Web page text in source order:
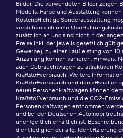
Bilder: Die verwendeten Bilder zeigen
Modells. Farbe und Ausstattung
Kostenpflichtige Sonderausstattung
verstehen sich ohne
zusätzlich an und sind nicht in der
Preise inkl. der jeweils gesetzlich
Gewerbe), zu einer Laufleistung von
Anzahlung können variieren. Hinweis:
auch Gebrauchtwagen zu attraktiven
Kraftstoffverbrauch: Weitere
Kraftstoffverbrauch und den offiziellen
neuer Personenkraftwagen können
Kraftstoffverbrauch und die CO2-
Personenkraftwagen entnommen
und bei der Deutschen
unentgeltlich erhältlich ist.
dient lediglich der allg. Identifizierung